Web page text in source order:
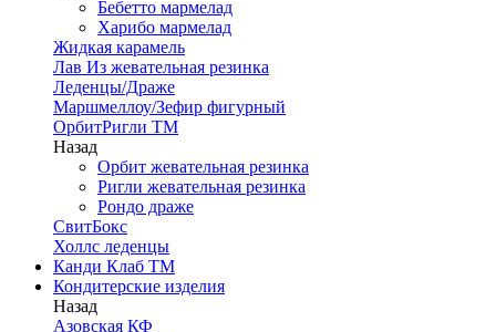
Бебетто мармелад
Харибо мармелад
Жидкая карамель
Лав Из жевательная резинка
Леденцы/Драже
Маршмеллоу/Зефир фигурный
ОрбитРигли ТМ
Назад
Орбит жевательная резинка
Ригли жевательная резинка
Рондо драже
СвитБокс
Холлс леденцы
Канди Клаб ТМ
Кондитерские изделия
Назад
Азовская КФ